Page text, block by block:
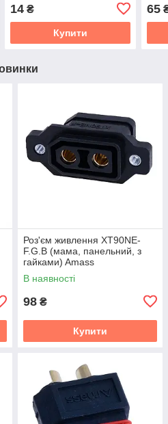
14₴
Купити
65
Роз'єм живлення XT90NE-
F.G.B (мама, панельний, з
гайками) Amass
В наявності
98 ₴
Купити